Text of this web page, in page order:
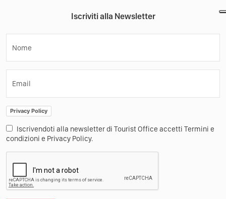
Iscriviti alla Newsletter
Nome
Email
Privacy Policy
Iscrivendoti alla newsletter di Tourist Office accetti Termini e
condizioni e Privacy Policy.